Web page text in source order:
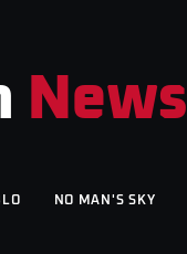
News
NO MAN'S SKY